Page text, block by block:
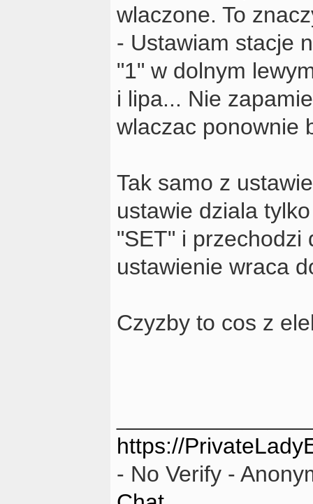
wlaczone. To
- Ustawiam stacje
"1" w dolnym
i lipa... Nie
wlaczac ponownie
Tak samo z
ustawie dziala
"SET" i przechodzi
ustawienie wraca
Czyzby to cos z
https://
- No Verify -